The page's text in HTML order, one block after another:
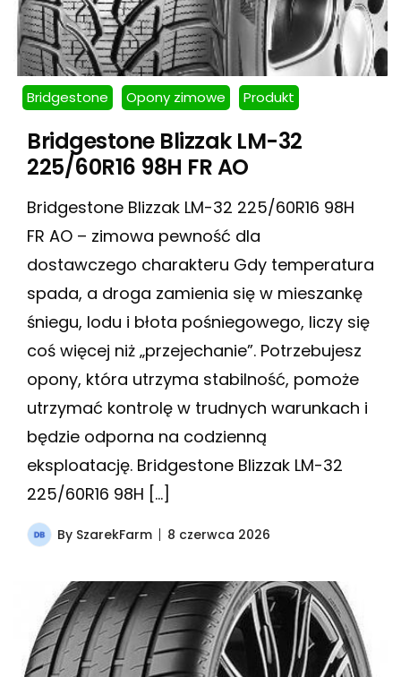
Bridgestone Opony zimowe Produkt
Bridgestone Blizzak LM-32
225/60R16 98H FR AO
Bridgestone Blizzak LM-32 225/60R16 98H
FR AO – zimowa pewność dla
dostawczego charakteru Gdy temperatura
spada, a droga zamienia się w mieszankę
śniegu, lodu i błota pośniegowego, liczy się
coś więcej niż „przejechanie”. Potrzebujesz
opony, która utrzyma stabilność, pomoże
utrzymać kontrolę w trudnych warunkach i
będzie odporna na codzienną
eksploatację. Bridgestone Blizzak LM-32
225/60R16 98H […]
By SzarekFarm 8 czerwca 2026